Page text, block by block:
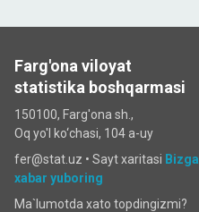
Farg'ona viloyat
statistika boshqarmasi
150100, Farg'ona sh.,
Oq yo'l ko‘chаsi, 104 a-uy
fer@stat.uz • Sayt xaritasi Bizga
xabar yuboring
Ma`lumotda xato topdingizmi?